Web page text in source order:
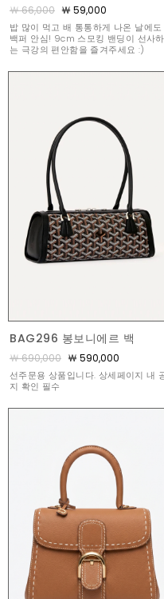
￦ 66,000 ￦ 59,000
밥 많이 먹고 배 통통하게 나온 날에도
백퍼 안심! 9cm 스모킹 밴딩이 선사하
는 극강의 편안함을 즐겨주세요 :)
BAG296 봉보니에르 백
￦ 690,000 ￦ 590,000
선주문용 상품입니다. 상세페이지 내
지 확인 필수